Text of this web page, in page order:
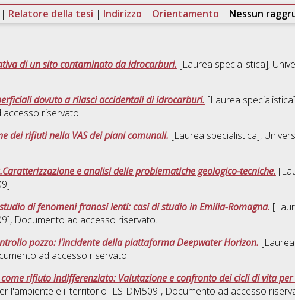
| Relatore della tesi | Indirizzo | Orientamento | Nessun
di un sito contaminato da idrocarburi. [Laurea specialistica],
dovuto a rilasci accidentali di idrocarburi. [Laurea
riservato.
dei rifiuti nella VAS dei piani comunali. [Laurea specialistica],
e analisi delle problematiche geologico-tecniche.
di fenomeni franosi lenti: casi di studio in Emilia-Romagna.
, Documento ad accesso riservato.
pozzo: l'incidente della piattaforma Deepwater Horizon.
ad accesso riservato.
rifiuto indifferenziato: Valutazione e confronto dei cicli di vita
l'ambiente e il territorio [LS-DM509], Documento ad accesso